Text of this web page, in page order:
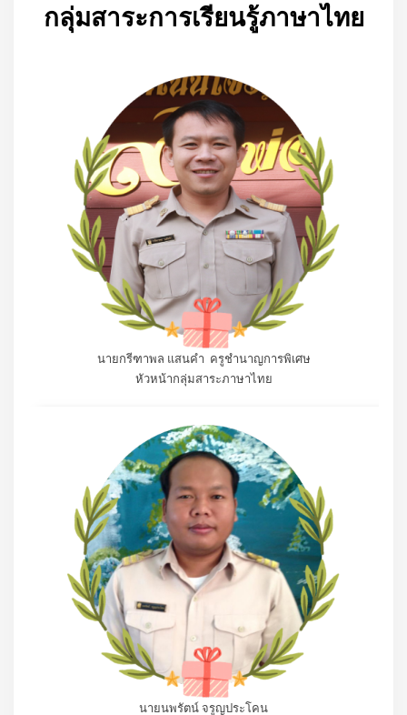
กลุ่มสาระการเรียนรู้ภาษาไทย
นายกรีฑาพล แสนคำ ครูชำนาญการพิเศษ
หัวหน้ากลุ่มสาระภาษาไทย
นายนพรัตน์ จรูญประโคน